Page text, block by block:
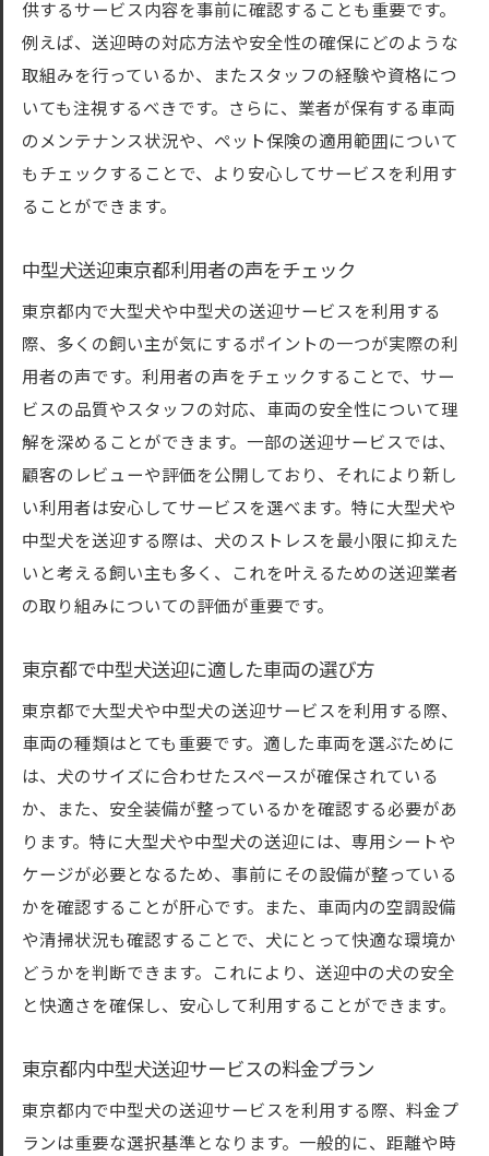
供するサービス内容を事前に確認することも重要です。
例えば、送迎時の対応方法や安全性の確保にどのような
取組みを行っているか、またスタッフの経験や資格につ
いても注視するべきです。さらに、業者が保有する車両
のメンテナンス状況や、ペット保険の適用範囲について
もチェックすることで、より安心してサービスを利用す
ることができます。
中型犬送迎東京都利用者の声をチェック
東京都内で大型犬や中型犬の送迎サービスを利用する
際、多くの飼い主が気にするポイントの一つが実際の利
用者の声です。利用者の声をチェックすることで、サー
ビスの品質やスタッフの対応、車両の安全性について理
解を深めることができます。一部の送迎サービスでは、
顧客のレビューや評価を公開しており、それにより新し
い利用者は安心してサービスを選べます。特に大型犬や
中型犬を送迎する際は、犬のストレスを最小限に抑えた
いと考える飼い主も多く、これを叶えるための送迎業者
の取り組みについての評価が重要です。
東京都で中型犬送迎に適した車両の選び方
東京都で大型犬や中型犬の送迎サービスを利用する際、
車両の種類はとても重要です。適した車両を選ぶために
は、犬のサイズに合わせたスペースが確保されている
か、また、安全装備が整っているかを確認する必要があ
ります。特に大型犬や中型犬の送迎には、専用シートや
ケージが必要となるため、事前にその設備が整っている
かを確認することが肝心です。また、車両内の空調設備
や清掃状況も確認することで、犬にとって快適な環境か
どうかを判断できます。これにより、送迎中の犬の安全
と快適さを確保し、安心して利用することができます。
東京都内中型犬送迎サービスの料金プラン
東京都内で中型犬の送迎サービスを利用する際、料金プ
ランは重要な選択基準となります。一般的に、距離や時